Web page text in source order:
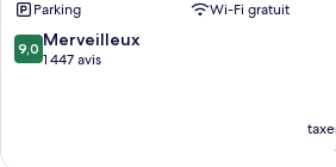
Station
Balnéaire
Northside
Parking
Wi-Fi gratuit
9.0
sur
9,0 Merveilleux
1 447 avis